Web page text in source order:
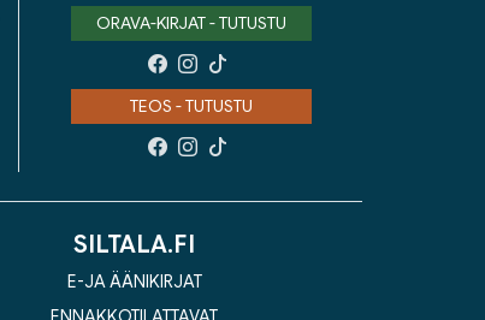
ORAVA-KIRJAT - TUTUSTU
TEOS - TUTUSTU
SILTALA.FI
E-JA ÄÄNIKIRJAT